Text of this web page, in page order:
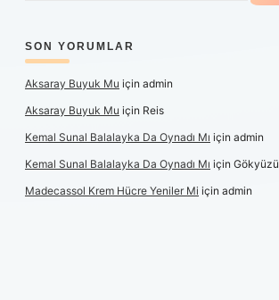
SON YORUMLAR
Aksaray Buyuk Mu için admin
Aksaray Buyuk Mu için Reis
Kemal Sunal Balalayka Da Oynadı Mı için admin
Kemal Sunal Balalayka Da Oynadı Mı için Gökyüzü
Madecassol Krem Hücre Yeniler Mi için admin